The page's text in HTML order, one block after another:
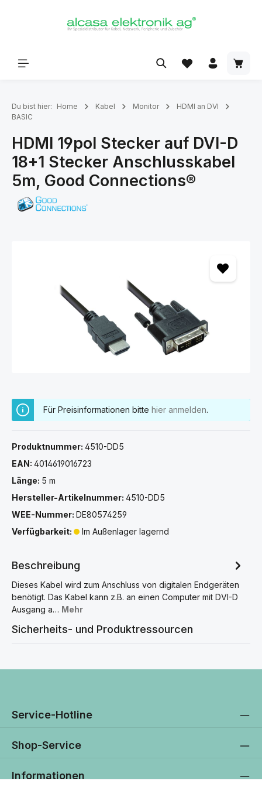
Du bist hier: Home Kabel Monitor
HDMI an DVI
BASIC
HDMI 19pol Stecker auf DVI-D
18+1 Stecker Anschlusskabel
5m, Good Connections®
Für Preisinformationen bitte hier anmelden.
Produktnummer: 4510-DD5
EAN: 4014619016723
Länge: 5 m
Hersteller-Artikelnummer: 4510-DD5
WEE-Nummer: DE80574259
Verfügbarkeit:
Im Außenlager lagernd
Beschreibung
Dieses Kabel wird zum Anschluss von digitalen Endgeräten
benötigt. Das Kabel kann z.B. an einen Computer mit DVI-D
Ausgang a… Mehr
Sicherheits- und Produktressourcen
Service-Hotline
Shop-Service
Informationen